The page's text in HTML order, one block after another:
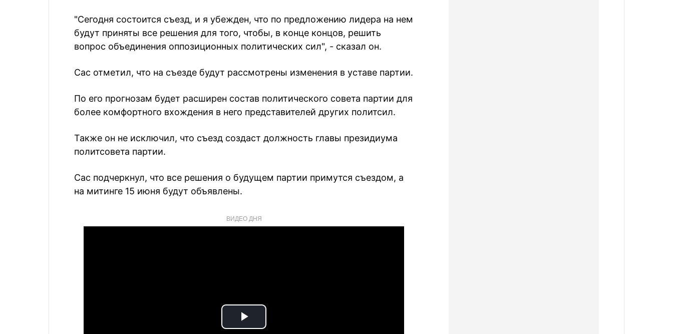
"Сегодня состоится съезд, и я убежден, что по предложению лидера на нем
будут приняты все решения для того, чтобы, в конце концов, решить
вопрос объединения оппозиционных политических сил", - сказал он.
Сас отметил, что на съезде будут рассмотрены изменения в уставе партии.
По его прогнозам будет расширен состав политического совета партии для
более комфортного вхождения в него представителей других политсил.
Также он не исключил, что съезд создаст должность главы президиума
политсовета партии.
Сас подчеркнул, что все решения о будущем партии примутся съездом, а
на митинге 15 июня будут объявлены.
ВИДЕО ДНЯ
Play